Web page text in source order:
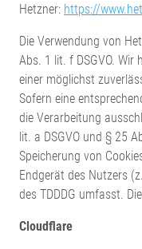
Hetzner: https://
Die Verwendung von
Abs. 1 lit. f DSGVO. Wir
einer möglichst
Sofern eine
die Verarbeitung
lit. a DSGVO und § 25
Speicherung von
Endgerät des Nutzers
des TDDDG umfasst.
Cloudflare